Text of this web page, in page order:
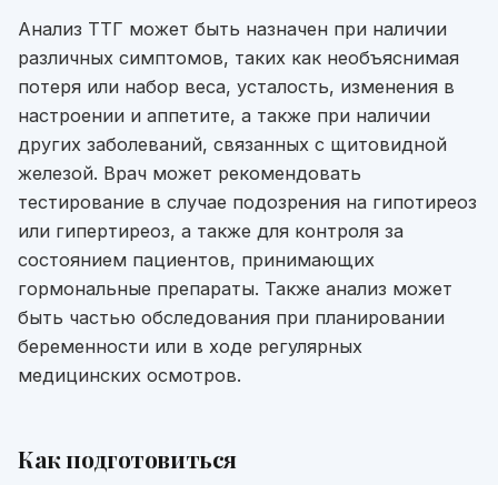
Анализ ТТГ может быть назначен при наличии
различных симптомов, таких как необъяснимая
потеря или набор веса, усталость, изменения в
настроении и аппетите, а также при наличии
других заболеваний, связанных с щитовидной
железой. Врач может рекомендовать
тестирование в случае подозрения на гипотиреоз
или гипертиреоз, а также для контроля за
состоянием пациентов, принимающих
гормональные препараты. Также анализ может
быть частью обследования при планировании
беременности или в ходе регулярных
медицинских осмотров.
Как подготовиться